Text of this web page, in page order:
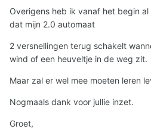
Overigens heb ik vanaf het begin
dat mijn 2.0 automaat
2 versnellingen terug schakelt
wind of een heuveltje in de weg zit.
Maar zal er wel mee moeten leren
Nogmaals dank voor jullie inzet.
Groet,